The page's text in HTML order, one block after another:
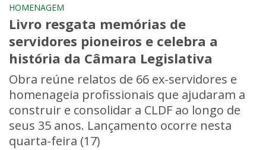
HOMENAGEM
Livro resgata memórias de
servidores pioneiros e celebra a
história da Câmara Legislativa
Obra reúne relatos de 66 ex-servidores e
homenageia profissionais que ajudaram a
construir e consolidar a CLDF ao longo de
seus 35 anos. Lançamento ocorre nesta
quarta-feira (17)